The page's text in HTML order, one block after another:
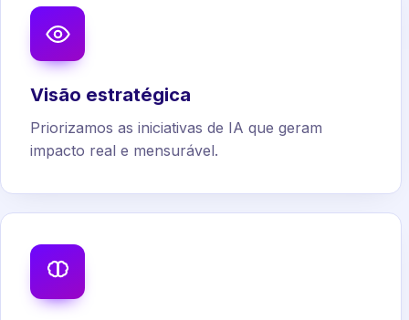
Visão estratégica
Priorizamos as iniciativas de IA que geram
impacto real e mensurável.